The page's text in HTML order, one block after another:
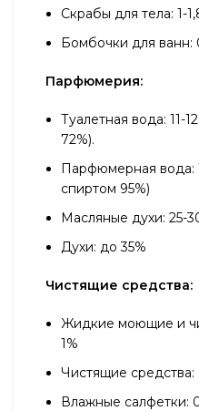
Скрабы для тела: 1-
Бомбочки для ванн:
Парфюмерия:
Туалетная вода: 11-
72%).
Парфюмерная вода:
спиртом 95%)
Масляные духи: 25-
Духи: до 35%
Чистящие средства:
Жидкие моющие и
1%
Чистящие средства:
Влажные салфетки: